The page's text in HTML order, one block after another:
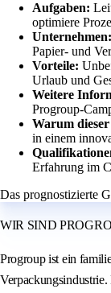
Aufgaben:
optimiere
Unternehmen:
Papier- und
Vorteile:
Urlaub und
Weitere
Progroup-
Warum
in einem
Erfahrung im
Das prognostizierte
WIR SIND
Progroup ist ein